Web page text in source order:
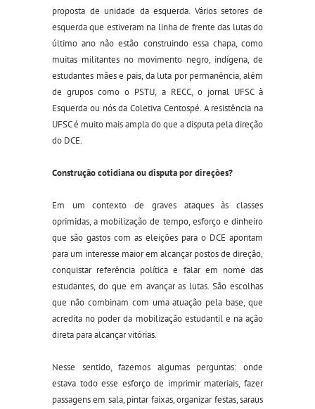
proposta de unidade da esquerda. Vários setores de
esquerda que estiveram na linha de frente das lutas do
último ano não estão construindo essa chapa, como
muitas militantes no movimento negro, indígena, de
estudantes mães e pais, da luta por permanência, além
de grupos como o PSTU, a RECC, o jornal UFSC à
Esquerda ou nós da Coletiva Centospé. A resistência na
UFSC é muito mais ampla do que a disputa pela direção
do DCE.
Construção cotidiana ou disputa por direções?
Em um contexto de graves ataques às classes
oprimidas, a mobilização de tempo, esforço e dinheiro
que são gastos com as eleições para o DCE apontam
para um interesse maior em alcançar postos de direção,
conquistar referência política e falar em nome das
estudantes, do que em avançar as lutas. São escolhas
que não combinam com uma atuação pela base, que
acredita no poder da mobilização estudantil e na ação
direta para alcançar vitórias.
Nesse sentido, fazemos algumas perguntas: onde
estava todo esse esforço de imprimir materiais, fazer
passagens em sala, pintar faixas, organizar festas, saraus